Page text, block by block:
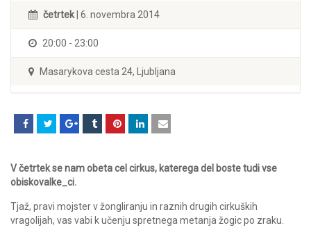
četrtek| 6. novembra 2014
20:00 - 23:00
Masarykova cesta 24, Ljubljana
V četrtek se nam obeta cel cirkus, katerega del boste tudi vse
obiskovalke_ci.
Tjaž, pravi mojster v žongliranju in raznih drugih cirkuških
vragolijah, vas vabi k učenju spretnega metanja žogic po zraku.